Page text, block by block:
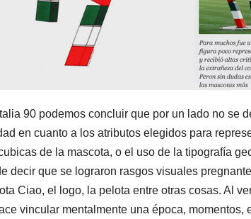
90 podemos concluir que por un lado no se
en cuanto a los atributos elegidos para
de la mascota, o el uso de la tipografía
decir que se lograron rasgos visuales
Ciao, el logo, la pelota entre otras cosas. Al
vincular mentalmente una época, momentos,